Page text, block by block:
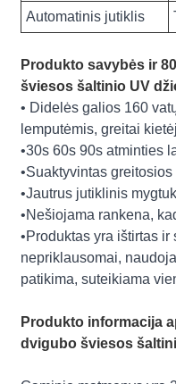
Automatinis jutiklis
Produkto savybės ir
šviesos šaltinio UV
• Didelės galios 160
lemputėmis, greitai
•30s 60s 90s atminties
•Suaktyvintas
•Jautrus jutiklinis
•Nešiojama rankena,
•Produktas yra ištirtas ir
nepriklausomai,
patikima, suteikiama
Produkto informacija
dvigubo šviesos